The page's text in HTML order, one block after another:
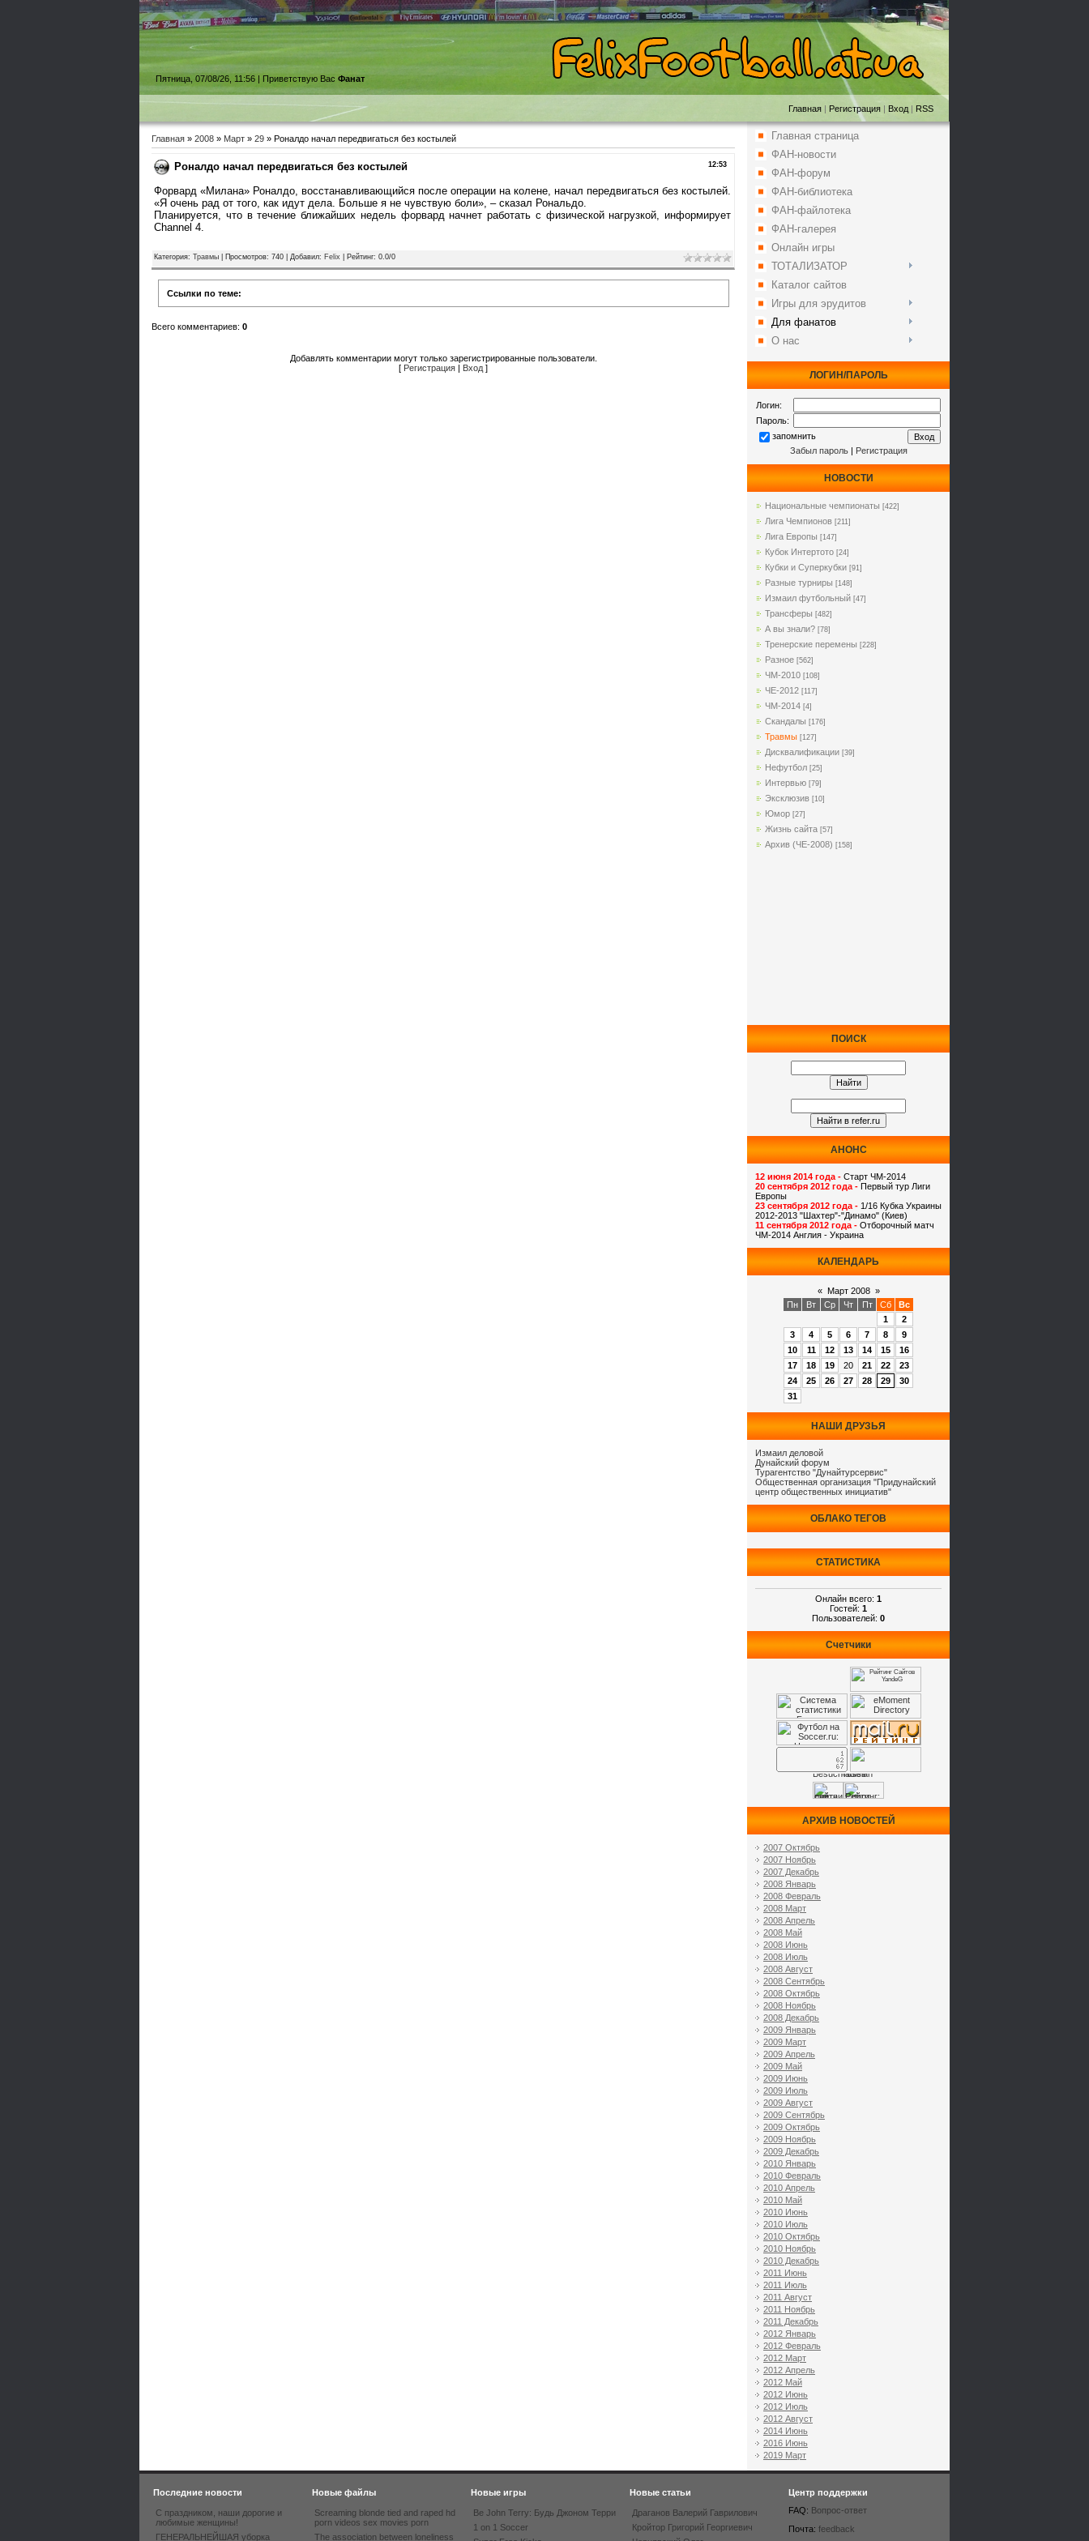
Пятница, 07/08/26, 11:56 | Приветствую Вас Фанат
Главная | Регистрация | Вход | RSS
Главная » 2008 » Март » 29 » Роналдо начал передвигаться без костылей
12:53
Роналдо начал передвигаться без костылей
Форвард «Милана» Роналдо, восстанавливающийся после операции на колене, начал передвигаться без костылей.
«Я очень рад от того, как идут дела. Больше я не чувствую боли», – сказал Рональдо.
Планируется, что в течение ближайших недель форвард начнет работать с физической нагрузкой, информирует
Channel 4.
Категория: Травмы Просмотров: 740 | Добавил: Felix Рейтинг: 0.0/0
Ссылки по теме:
Всего комментариев: 0
Добавлять комментарии могут только зарегистрированные пользователи.
[ Регистрация | Вход ]
Главная страница
ФАН-новости
ФАН-форум
ФАН-библиотека
ФАН-файлотека
ФАН-галерея
Онлайн игры
ТОТАЛИЗАТОР
Каталог сайтов
Игры для эрудитов
Для фанатов
О нас
ЛОГИН/ПАРОЛЬ
Логин:
Пароль:
запомнить
Забыл пароль| Регистрация
НОВОСТИ
Национальные чемпионаты [422]
Лига Чемпионов [211]
Лига Европы [147]
Кубок Интертото [24]
Кубки и Суперкубки [91]
Разные турниры [148]
Измаил футбольный [47]
Трансферы [482]
А вы знали? [78]
Тренерские перемены [228]
Разное [562]
ЧМ-2010 [108]
ЧЕ-2012 [117]
ЧМ-2014 [4]
Cкандалы [176]
Травмы [127]
Дисквалификации [39]
Нефутбол [25]
Интервью [79]
Эксклюзив [10]
Юмор [27]
Жизнь сайта [57]
Архив (ЧЕ-2008) [158]
ПОИСК
АНОНС
12 июня 2014 года - Старт ЧМ-2014
20 сентября 2012 года - Первый тур Лиги
Европы
23 сентября 2012 года - 1/16 Кубка Украины
2012-2013 "Шахтер"-"Динамо" (Киев)
11 сентября 2012 года - Отборочный матч
ЧМ-2014 Англия - Украина
КАЛЕНДАРЬ
« Март 2008 »
Пн
Вт Ср Чт Пт Сб
Вс
1
2
3
4 5 6 7 8
9
10
11 12 13 14 15
16
17
18 19 20 21 22
23
24
25 26 27 28 29
30
31
НАШИ ДРУЗЬЯ
Измаил деловой
Дунайский форум
Турагентство "Дунайтурсервис"
Общественная организация "Придунайский
центр общественных инициатив"
ОБЛАКО ТЕГОВ
СТАТИСТИКА
Онлайн всего: 1
Гостей: 1
Пользователей: 0
Счетчики
АРХИВ НОВОСТЕЙ
2007 Октябрь
2007 Ноябрь
2007 Декабрь
2008 Январь
2008 Февраль
2008 Март
2008 Апрель
2008 Май
2008 Июнь
2008 Июль
2008 Август
2008 Сентябрь
2008 Октябрь
2008 Ноябрь
2008 Декабрь
2009 Январь
2009 Март
2009 Апрель
2009 Май
2009 Июнь
2009 Июль
2009 Август
2009 Сентябрь
2009 Октябрь
2009 Ноябрь
2009 Декабрь
2010 Январь
2010 Февраль
2010 Апрель
2010 Май
2010 Июнь
2010 Июль
2010 Октябрь
2010 Ноябрь
2010 Декабрь
2011 Июнь
2011 Июль
2011 Август
2011 Ноябрь
2011 Декабрь
2012 Январь
2012 Февраль
2012 Март
2012 Апрель
2012 Май
2012 Июнь
2012 Июль
2012 Август
2014 Июнь
2016 Июнь
2019 Март
Последние новости
С праздником, наши дорогие и
любимые женщины!
ГЕНЕРАЛЬНЕЙШАЯ уборка
Новые файлы
Screaming blonde tied and raped hd
porn videos sex movies porn
The association between loneliness
Новые игры
Be John Terry: Будь Джоном Терри
1 on 1 Soccer
Новые статьи
Драганов Валерий Гаврилович
Кройтор Григорий Георгиевич
Центр поддержки
FAQ: Вопрос-ответ
Почта: feedback